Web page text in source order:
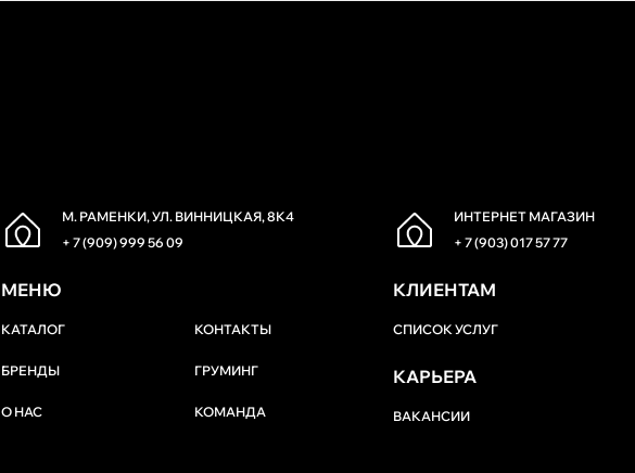
М. РАМЕНКИ, УЛ. ВИННИЦКАЯ, 8К4
+ 7 (909) 999 56 09
ИНТЕРНЕТ МАГАЗИН
+ 7 (903) 017 57 77
МЕНЮ
КАТАЛОГ КОНТАКТЫ
БРЕНДЫ ГРУМИНГ
О НАС КОМАНДА
КЛИЕНТАМ
СПИСОК УСЛУГ
КАРЬЕРА
ВАКАНСИИ